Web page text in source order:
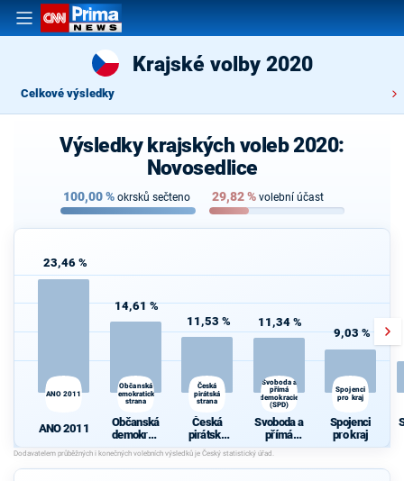
Krajské volby 2020
Celkové výsledky
Výsledky krajských voleb 2020:
Novosedlice
100,00% okrsků sečteno 29,82% volební účast
23,46 %
ANO 2011
ANO 2011
14,61 %
Občanská
demokratická
strana
Občanská
demokrati
cká strana
11,53 %
Česká
pirátská
strana
Česká
pirátská
strana
11,34 %
Svoboda a
přímá
demokracie
(SPD)
Svoboda a
přímá
demokraci
e (SPD)
9,03 %
Spojenci
pro kraj
Spojenci
pro kraj